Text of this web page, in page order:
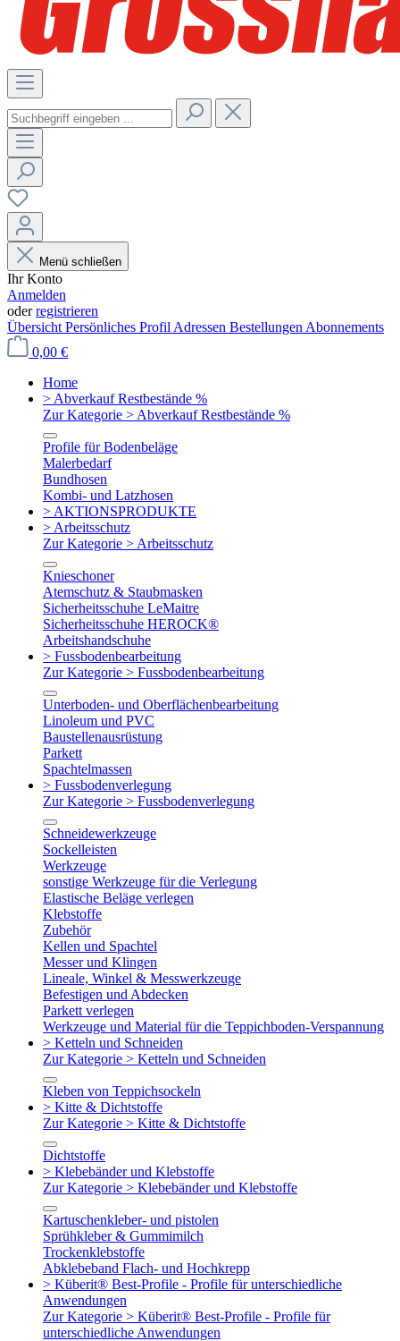
Menü schließen
Ihr Konto
Anmelden
oderregistrieren
Übersicht Persönliches Profil Adressen Bestellungen Abonnements
0,00 €
Home
> Abverkauf Restbestände %
Zur Kategorie > Abverkauf Restbestände %
Profile für Bodenbeläge
Malerbedarf
Bundhosen
Kombi- und Latzhosen
> AKTIONSPRODUKTE
> Arbeitsschutz
Zur Kategorie > Arbeitsschutz
Knieschoner
Atemschutz & Staubmasken
Sicherheitsschuhe LeMaitre
Sicherheitsschuhe HEROCK®
Arbeitshandschuhe
> Fussbodenbearbeitung
Zur Kategorie > Fussbodenbearbeitung
Unterboden- und Oberflächenbearbeitung
Linoleum und PVC
Baustellenausrüstung
Parkett
Spachtelmassen
> Fussbodenverlegung
Zur Kategorie > Fussbodenverlegung
Schneidewerkzeuge
Sockelleisten
Werkzeuge
sonstige Werkzeuge für die Verlegung
Elastische Beläge verlegen
Klebstoffe
Zubehör
Kellen und Spachtel
Messer und Klingen
Lineale, Winkel & Messwerkzeuge
Befestigen und Abdecken
Parkett verlegen
Werkzeuge und Material für die Teppichboden-Verspannung
> Ketteln und Schneiden
Zur Kategorie > Ketteln und Schneiden
Kleben von Teppichsockeln
> Kitte & Dichtstoffe
Zur Kategorie > Kitte & Dichtstoffe
Dichtstoffe
> Klebebänder und Klebstoffe
Zur Kategorie > Klebebänder und Klebstoffe
Kartuschenkleber- und pistolen
Sprühkleber & Gummimilch
Trockenklebstoffe
Abklebeband Flach- und Hochkrepp
> Küberit® Best-Profile - Profile für unterschiedliche
Anwendungen
Zur Kategorie > Küberit® Best-Profile - Profile für
unterschiedliche Anwendungen